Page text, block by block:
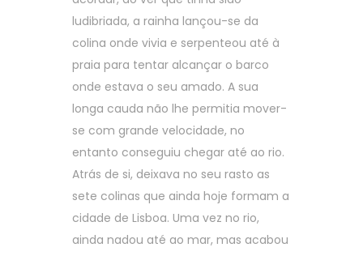
ludibriada, a rainha lançou-se da
colina onde vivia e serpenteou até à
praia para tentar alcançar o barco
onde estava o seu amado. A sua
longa cauda não lhe permitia mover-
se com grande velocidade, no
entanto conseguiu chegar até ao rio.
Atrás de si, deixava no seu rasto as
sete colinas que ainda hoje formam a
cidade de Lisboa. Uma vez no rio,
ainda nadou até ao mar, mas acabou